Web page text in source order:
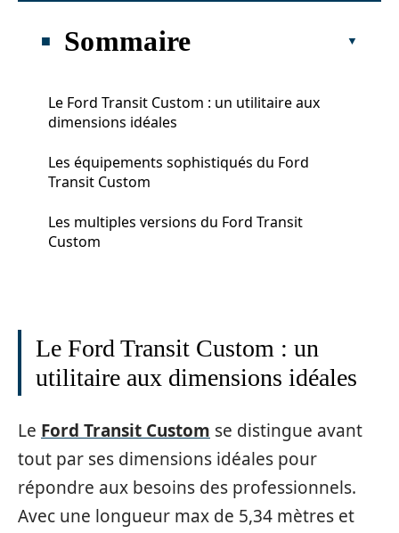
Sommaire
Le Ford Transit Custom : un utilitaire aux
dimensions idéales
Les équipements sophistiqués du Ford
Transit Custom
Les multiples versions du Ford Transit
Custom
Le Ford Transit Custom : un
utilitaire aux dimensions idéales
Le Ford Transit Custom se distingue avant
tout par ses dimensions idéales pour
répondre aux besoins des professionnels.
Avec une longueur max de 5,34 mètres et